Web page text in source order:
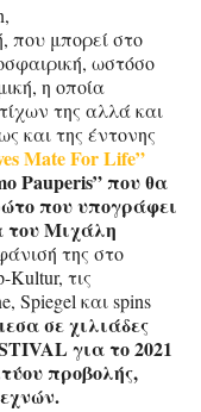
που μπορεί στο
ωστόσο
η οποία
της αλλά και
και της έντονης
Mate For Life”
Pauperis” που θα
που υπογράφει
του Μιχάλη
της στο
Kultur, τις
Spiegel και spins
σε χιλιάδες
για το 2021
προβολής,